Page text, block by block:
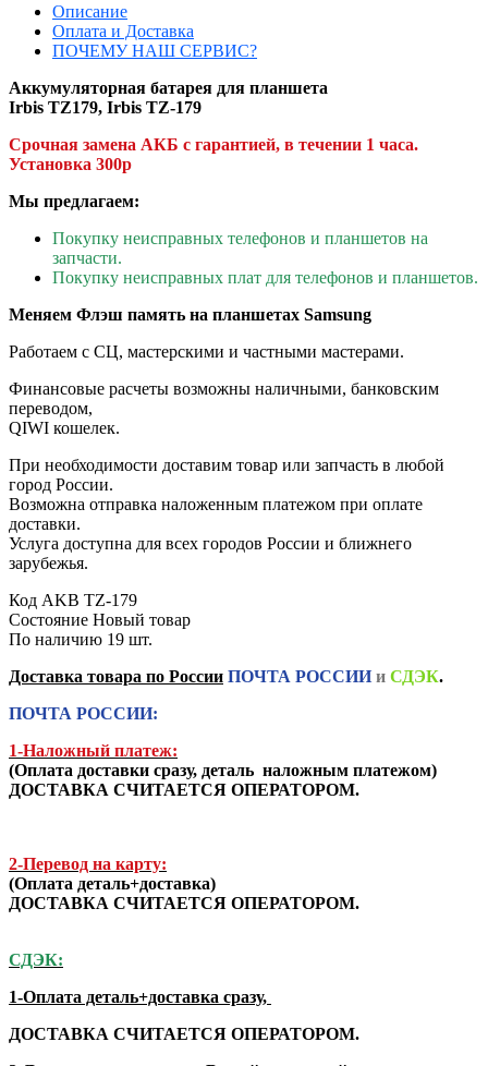
Описание
Оплата и Доставка
ПОЧЕМУ НАШ СЕРВИС?
Аккумуляторная батарея для планшета
Irbis TZ179, Irbis TZ-179
Срочная замена АКБ с гарантией, в течении 1 часа.
Установка 300р
Мы предлагаем:
Покупку неисправных телефонов и планшетов на
запчасти.
Покупку неисправных плат для телефонов и планшетов.
Меняем Флэш память на планшетах Samsung
Работаем с СЦ, мастерскими и частными мастерами.
Финансовые расчеты возможны наличными, банковским
переводом,
QIWI кошелек.
При необходимости доставим товар или запчасть в любой
город России.
Возможна отправка наложенным платежом при оплате
доставки.
Услуга доступна для всех городов России и ближнего
зарубежья.
Код AKB TZ-179
Состояние Новый товар
По наличию 19 шт.
Доставка товара по России ПОЧТА РОССИИи СДЭК.
ПОЧТА РОССИИ:
1-Наложный платеж:
(Оплата доставки сразу, деталь наложным платежом)
ДОСТАВКА СЧИТАЕТСЯ ОПЕРАТОРОМ.
2-Перевод на карту:
(Оплата деталь+доставка)
ДОСТАВКА СЧИТАЕТСЯ ОПЕРАТОРОМ.
СДЭК:
1-Оплата деталь+доставка сразу,
ДОСТАВКА СЧИТАЕТСЯ ОПЕРАТОРОМ.